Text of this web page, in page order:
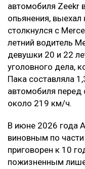
автомобиля Zeekr
опьянения, выехал
столкнулся с
летний водитель
девушки 20 и 22
уголовного дела,
Пака составляла
автомобиля перед
около 219 км/ч.
В июне 2026 года
виновным по
приговорен к 10
пожизненным